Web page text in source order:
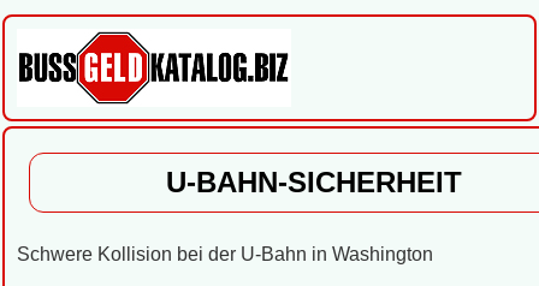
U-BAHN-SICHERHEIT
Schwere Kollision bei der U-Bahn in Washington